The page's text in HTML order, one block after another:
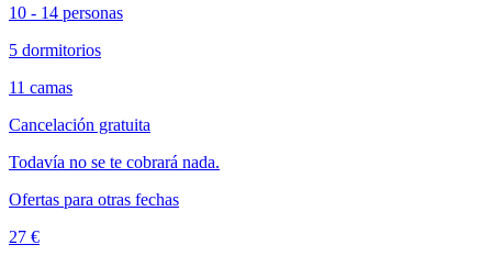
10 - 14 personas
5 dormitorios
11 camas
Cancelación gratuita
Todavía no se te cobrará nada.
Ofertas para otras fechas
27 €